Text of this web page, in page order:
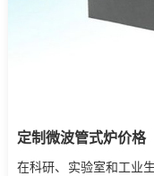
定制微波管式炉价格
在科研、实验室和工业